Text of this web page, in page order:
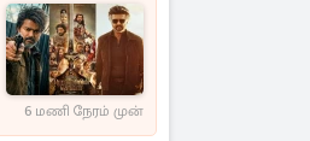
6 மணி நேரம் முன்